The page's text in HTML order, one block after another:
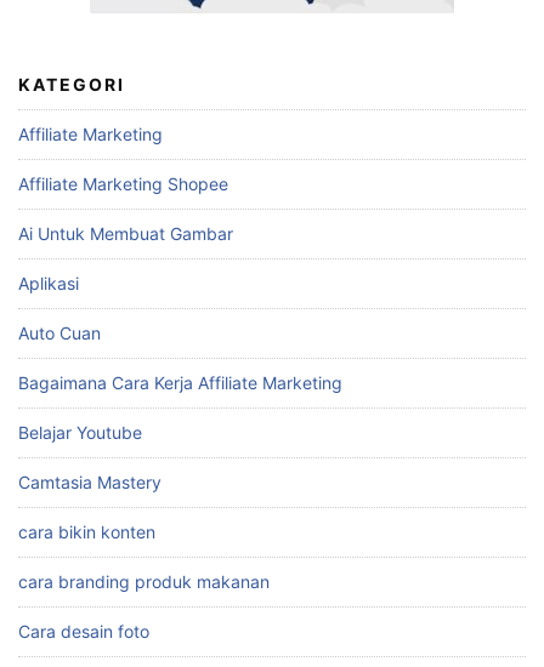
KATEGORI
Affiliate Marketing
Affiliate Marketing Shopee
Ai Untuk Membuat Gambar
Aplikasi
Auto Cuan
Bagaimana Cara Kerja Affiliate Marketing
Belajar Youtube
Camtasia Mastery
cara bikin konten
cara branding produk makanan
Cara desain foto